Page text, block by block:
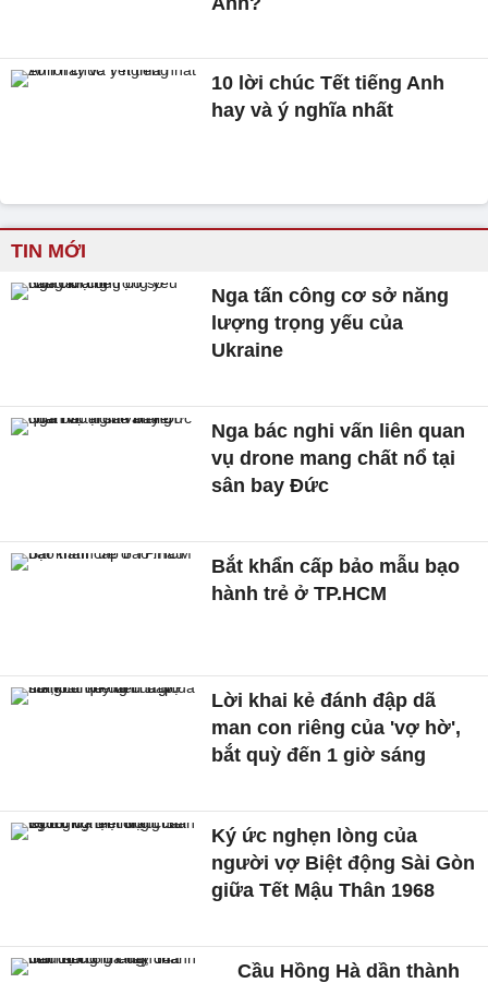
10 lời chúc Tết tiếng Anh
hay và ý nghĩa nhất
TIN MỚI
Nga tấn công cơ sở năng
lượng trọng yếu của
Ukraine
Nga bác nghi vấn liên quan
vụ drone mang chất nổ tại
sân bay Đức
Bắt khẩn cấp bảo mẫu bạo
hành trẻ ở TP.HCM
Lời khai kẻ đánh đập dã
man con riêng của 'vợ hờ',
bắt quỳ đến 1 giờ sáng
Ký ức nghẹn lòng của
người vợ Biệt động Sài Gòn
giữa Tết Mậu Thân 1968
Cầu Hồng Hà dần thành